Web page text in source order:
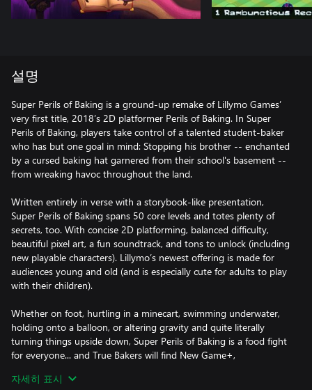
설명
Super Perils of Baking is a ground-up remake of Lillymo Games’
very first title, 2018’s 2D platformer Perils of Baking. In Super
Perils of Baking, players take control of a talented student-baker
who has but one goal in mind: Stopping his brother -- enchanted
by a cursed baking hat garnered from their school's basement --
from wreaking havoc throughout the land.
Written entirely in verse with a storybook-like presentation,
Super Perils of Baking spans 50 core levels and totes plenty of
secrets, too. With concise 2D platforming, balanced difficulty,
beautiful pixel art, a fun soundtrack, and tons to unlock (including
new playable characters). Lillymo’s newest offering is made for
audiences young and old (and is especially cute for adults to play
with their children).
Whether on foot, hurtling in a minecart, swimming underwater,
holding onto a balloon, or altering gravity and quite literally
turning things upside down, Super Perils of Baking is a food fight
for everyone... and True Bakers will find New Game+,
adventure, too.
자세히 표시